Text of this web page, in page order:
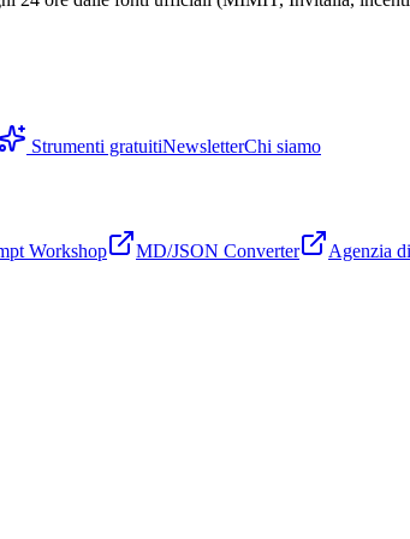
Strumenti gratuitiNewsletterChi siamo
Workshop MD/JSON Converter Agenzia